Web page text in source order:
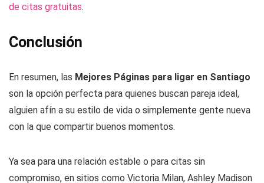
de citas gratuitas.
Conclusión
En resumen, las Mejores Páginas para ligar en Santiago
son la opción perfecta para quienes buscan pareja ideal,
alguien afín a su estilo de vida o simplemente gente nueva
con la que compartir buenos momentos.
Ya sea para una relación estable o para citas sin
compromiso, en sitios como Victoria Milan, Ashley Madison